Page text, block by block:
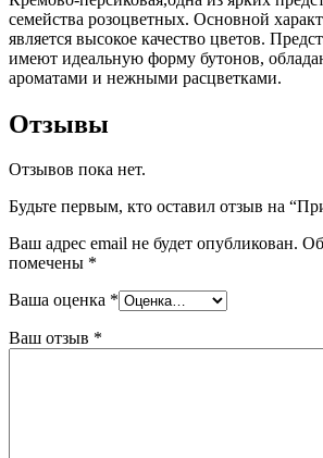
семейства розоцветных. Основной
является высокое качество цветов.
имеют идеальную форму бутонов,
ароматами и нежными расцветками.
Отзывы
Отзывов пока нет.
Будьте первым, кто оставил отзыв на
Ваш адрес email не будет опубликован.
помечены *
Ваша оценка *
Ваш отзыв *